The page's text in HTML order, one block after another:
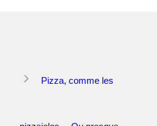
Pizza, comme les